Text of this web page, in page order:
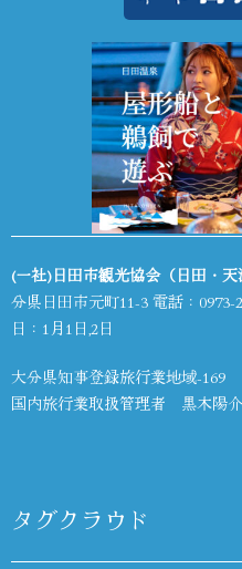
(一社)日田市観光協会（日田・天
分県日田市元町11-3 電話： 0973-
日：1月1日,2日
大分県知事登録旅行業地域-169
国内旅行業取扱管理者 黒木陽介
タグクラウド